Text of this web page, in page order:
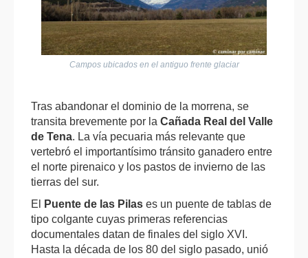
Campos ubicados en el antiguo frente glaciar
Tras abandonar el dominio de la morrena, se
transita brevemente por la Cañada Real del Valle
de Tena. La vía pecuaria más relevante que
vertebró el importantísimo tránsito ganadero entre
el norte pirenaico y los pastos de invierno de las
tierras del sur.
El
Puente de las Pilas es un puente de tablas de
tipo colgante cuyas primeras referencias
documentales datan de finales del siglo XVI.
Hasta la década de los 80 del siglo pasado, unió